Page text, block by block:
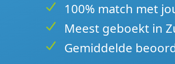
100% match met
Meest geboekt in
Gemiddelde